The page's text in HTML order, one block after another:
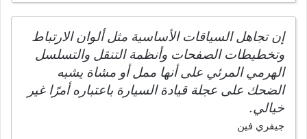
إن تجاهل السياقات الأساسية مثل ألوان الارتباط
وتخطيطات الصفحات وأنظمة التنقل والتسلسل
الهرمي المرئي على أنها ممل أو مشاة يشبه
الضحك على عجلة قيادة السيارة باعتباره أمرًا غير
خيالي.
جيفري فين